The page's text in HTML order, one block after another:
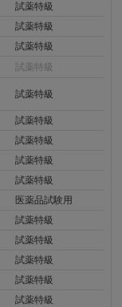
試薬特級
試薬特級
試薬特級
試薬特級
試薬特級
試薬特級
試薬特級
試薬特級
試薬特級
医薬品試験用
試薬特級
試薬特級
試薬特級
試薬特級
試薬特級